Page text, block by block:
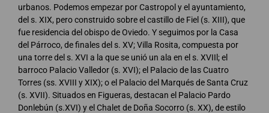
urbanos. Podemos empezar por Castropol y el ayuntamiento,
del s. XIX, pero construido sobre el castillo de Fiel (s. XIII), que
fue residencia del obispo de Oviedo. Y seguimos por la Casa
del Párroco, de finales del s. XV; Villa Rosita, compuesta por
una torre del s. XVI a la que se unió un ala en el s. XVIIl; el
barroco Palacio Valledor (s. XVI); el Palacio de las Cuatro
Torres (ss. XVIII y XIX); o el Palacio del Marqués de Santa Cruz
(s. XVII). Situados en Figueras, destacan el Palacio Pardo
Donlebún (s.XVI) y el Chalet de Doña Socorro (s. XX), de estilo